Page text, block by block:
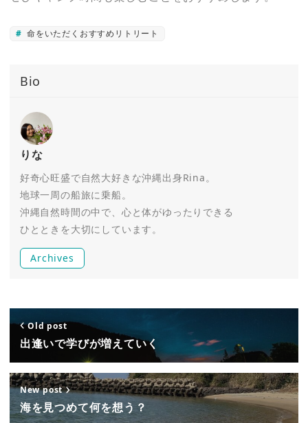
命をいただくおすすめリトリート
Bio
りな
好奇心旺盛で自然大好きな沖縄出身Rina。
地球一周の船旅に乗船。
沖縄自然時間の中で、心と体がゆったりできる
ひとときを大切にしています。
Archives
Old post
出逢いで学びが増えていく
New post
海を見つめて何を想う？